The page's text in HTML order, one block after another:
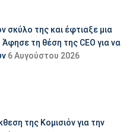
σκύλο της και έφτιαξε μια
τη θέση της CEO για να
6 Αυγούστου 2026
της Κομισιόν για την